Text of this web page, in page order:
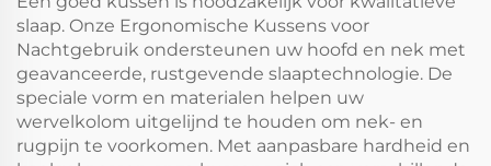
slaap. Onze Ergonomische Kussens voor
Nachtgebruik ondersteunen uw hoofd en nek met
geavanceerde, rustgevende slaaptechnologie. De
speciale vorm en materialen helpen uw
wervelkolom uitgelijnd te houden om nek- en
rugpijn te voorkomen. Met aanpasbare hardheid en